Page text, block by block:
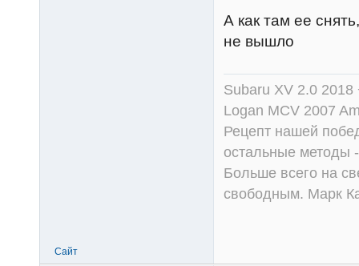
А как там ее
не вышло
Subaru XV 2.0 2018
Logan MCV 2007
Рецепт нашей
остальные методы
Больше всего на
свободным. Марк
Сайт